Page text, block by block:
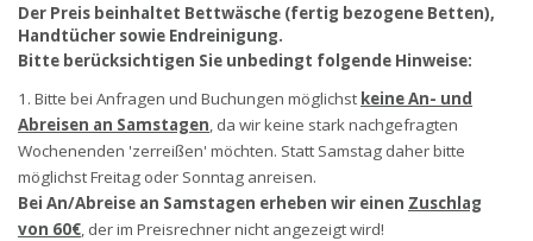
Der Preis beinhaltet Bettwäsche (fertig bezogene Betten),
Handtücher sowie Endreinigung.
Bitte berücksichtigen Sie unbedingt folgende Hinweise:
1. Bitte bei Anfragen und Buchungen möglichst keine An- und
Abreisen an Samstagen, da wir keine stark nachgefragten
Wochenenden 'zerreißen' möchten. Statt Samstag daher bitte
möglichst Freitag oder Sonntag anreisen.
Bei An/Abreise an Samstagen erheben wir einen Zuschlag
von 60€, der im Preisrechner nicht angezeigt wird!